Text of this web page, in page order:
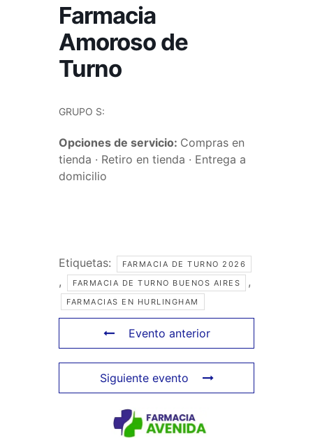
Farmacia
Amoroso de
Turno
GRUPO S:
Opciones de servicio: Compras en
tienda · Retiro en tienda · Entrega a
domicilio
Etiquetas: FARMACIA DE TURNO 2026
, FARMACIA DE TURNO BUENOS AIRES ,
FARMACIAS EN HURLINGHAM
Evento anterior
Siguiente evento